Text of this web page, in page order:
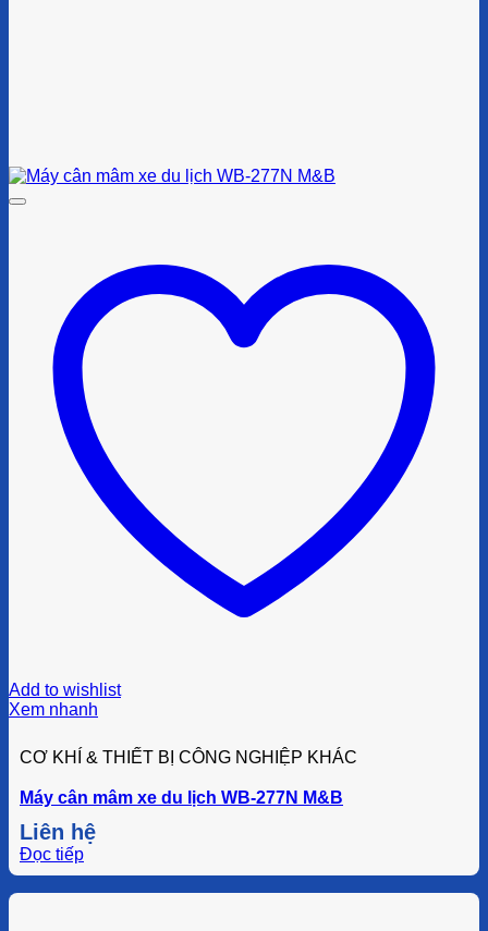
Add to wishlist
Xem nhanh
CƠ KHÍ & THIẾT BỊ CÔNG NGHIỆP KHÁC
Máy cân mâm xe du lịch WB-277N M&B
Liên hệ
Đọc tiếp